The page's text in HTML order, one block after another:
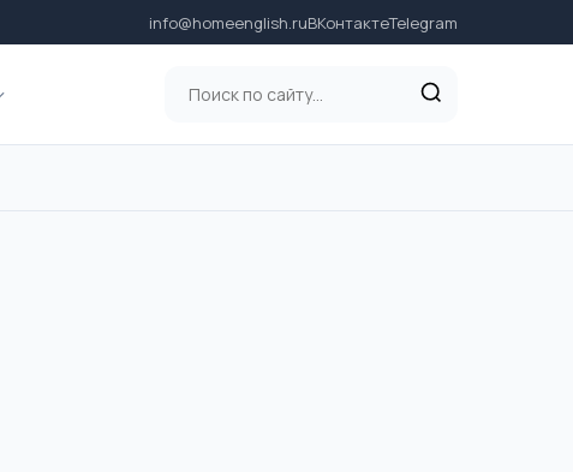
info@homeenglish.ruВКонтактеTelegram